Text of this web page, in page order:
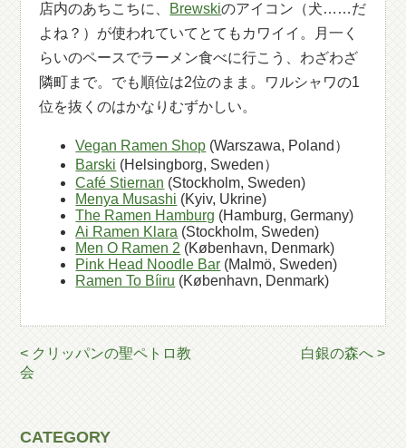
店内のあちこちに、 Brewskiのアイコン（犬……だ
よね？）が使われていてとてもカワイイ。月一く
らいのペースでラーメン食べに行こう、わざわざ
隣町まで。でも順位は2位のまま。ワルシャワの1
位を抜くのはかなりむずかしい。
Vegan Ramen Shop (Warszawa, Poland）
Barski (Helsingborg, Sweden）
Café Stiernan (Stockholm, Sweden)
Menya Musashi (Kyiv, Ukrine)
The Ramen Hamburg (Hamburg, Germany)
Ai Ramen Klara (Stockholm, Sweden)
Men O Ramen 2 (København, Denmark)
Pink Head Noodle Bar (Malmö, Sweden)
Ramen To Bíiru (København, Denmark)
< クリッパンの聖ペトロ教
会
白銀の森へ >
CATEGORY